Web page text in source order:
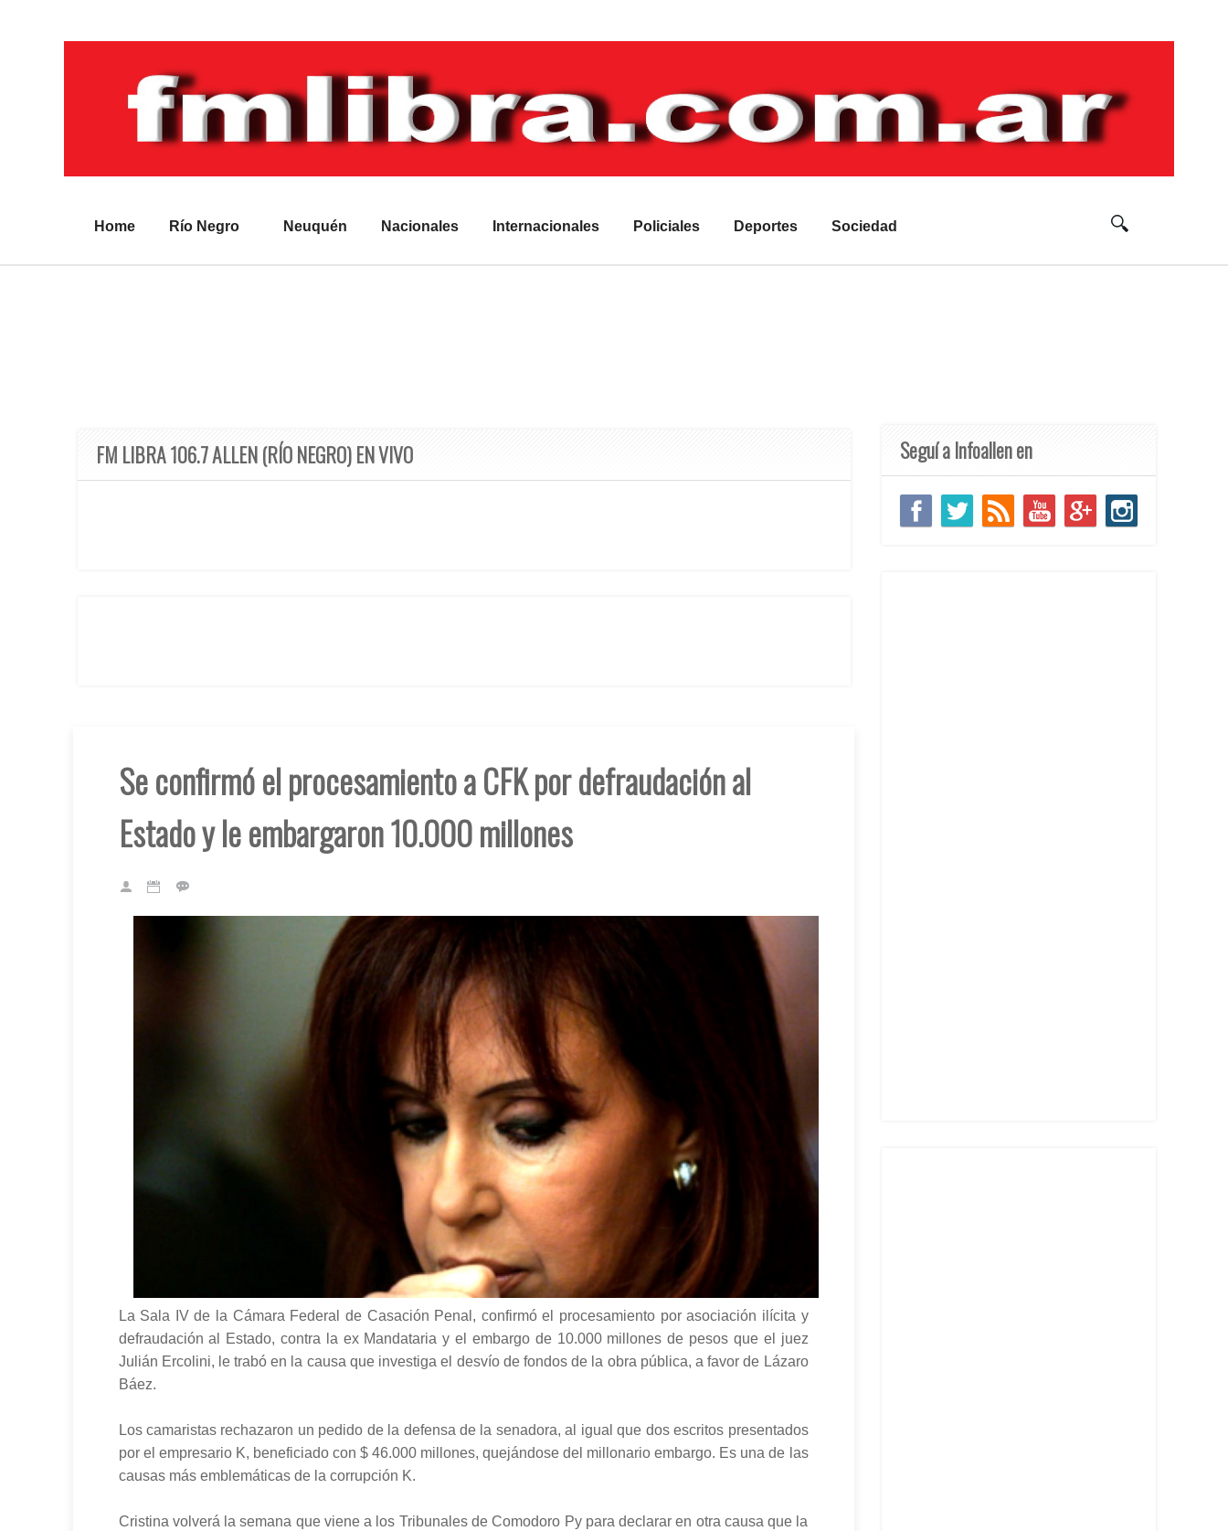
Home Río Negro Neuquén Nacionales Internacionales Policiales Deportes Sociedad
FM LIBRA 106.7 ALLEN (RÍO NEGRO) EN VIVO
Se confirmó el procesamiento a CFK por defraudación al
Estado y le embargaron 10.000 millones
La Sala IV de la Cámara Federal de Casación Penal, confirmó el procesamiento por asociación ilícita y
defraudación al Estado, contra la ex Mandataria y el embargo de 10.000 millones de pesos que el juez
Julián Ercolini, le trabó en la causa que investiga el desvío de fondos de la obra pública, a favor de Lázaro
Báez.
Los camaristas rechazaron un pedido de la defensa de la senadora, al igual que dos escritos presentados
por el empresario K, beneficiado con $ 46.000 millones, quejándose del millonario embargo. Es una de las
causas más emblemáticas de la corrupción K.
Cristina volverá la semana que viene a los Tribunales de Comodoro Py para declarar en otra causa que la
Seguí a Infoallen en